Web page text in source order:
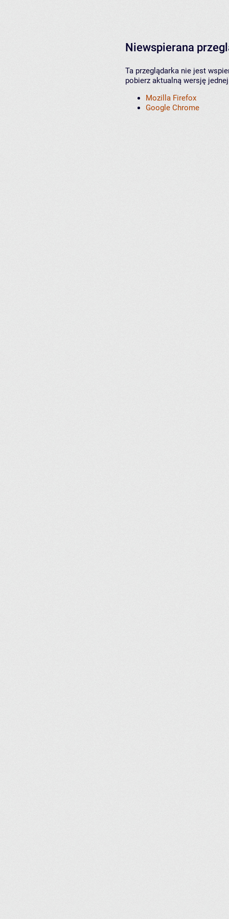
Niewspierana
Ta przeglądarka nie jest
pobierz aktualną wersję
Mozilla Firefox
Google Chrome